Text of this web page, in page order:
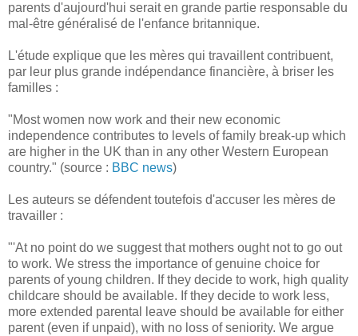
parents d'aujourd'hui serait en grande partie responsable du
mal-être généralisé de l'enfance britannique.
L'étude explique que les mères qui travaillent contribuent,
par leur plus grande indépendance financière, à briser les
familles :
"Most women now work and their new economic
independence contributes to levels of family break-up which
are higher in the UK than in any other Western European
country." (source : BBC news)
Les auteurs se défendent toutefois d'accuser les mères de
travailler :
"'At no point do we suggest that mothers ought not to go out
to work. We stress the importance of genuine choice for
parents of young children. If they decide to work, high quality
childcare should be available. If they decide to work less,
more extended parental leave should be available for either
parent (even if unpaid), with no loss of seniority. We argue